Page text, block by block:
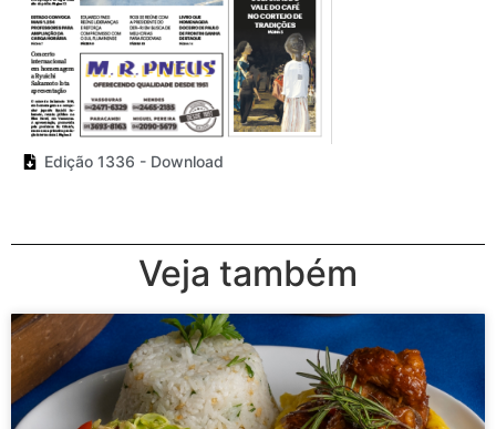
Edição 1336 - Download
Veja também